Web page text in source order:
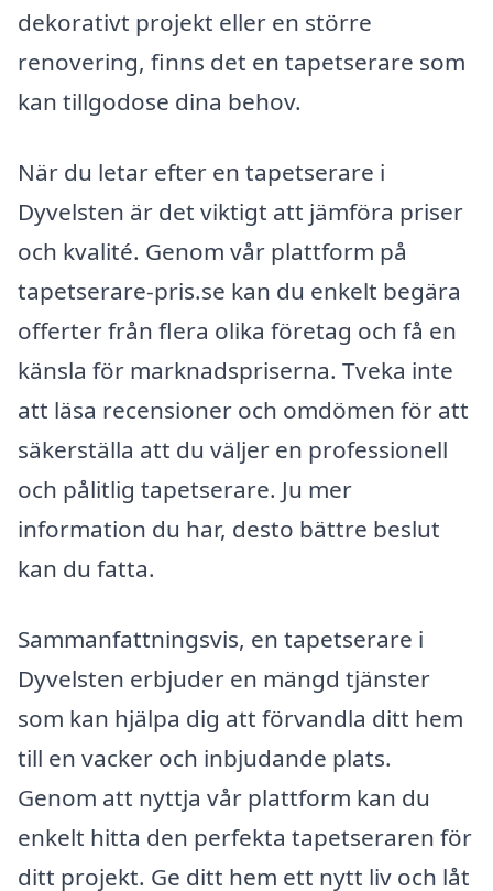
dekorativt projekt eller en större
renovering, finns det en tapetserare som
kan tillgodose dina behov.
När du letar efter en tapetserare i
Dyvelsten är det viktigt att jämföra priser
och kvalité. Genom vår plattform på
tapetserare-pris.se kan du enkelt begära
offerter från flera olika företag och få en
känsla för marknadspriserna. Tveka inte
att läsa recensioner och omdömen för att
säkerställa att du väljer en professionell
och pålitlig tapetserare. Ju mer
information du har, desto bättre beslut
kan du fatta.
Sammanfattningsvis, en tapetserare i
Dyvelsten erbjuder en mängd tjänster
som kan hjälpa dig att förvandla ditt hem
till en vacker och inbjudande plats.
Genom att nyttja vår plattform kan du
enkelt hitta den perfekta tapetseraren för
ditt projekt. Ge ditt hem ett nytt liv och låt